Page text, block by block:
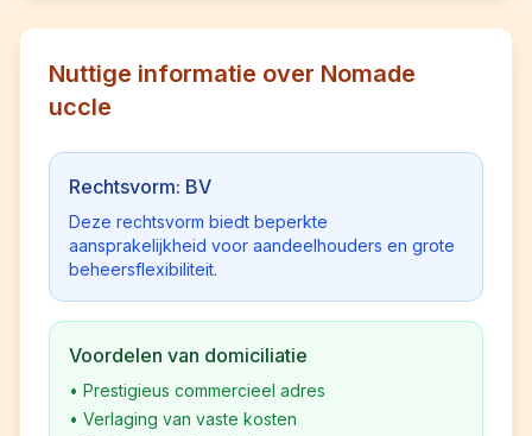
Nuttige informatie over Nomade
uccle
Rechtsvorm: BV
Deze rechtsvorm biedt beperkte
aansprakelijkheid voor aandeelhouders en grote
beheersflexibiliteit.
Voordelen van domiciliatie
• Prestigieus commercieel adres
• Verlaging van vaste kosten